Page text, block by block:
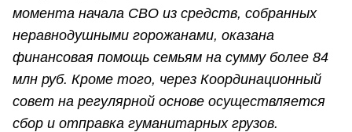
момента начала СВО из средств, собранных
неравнодушными горожанами, оказана
финансовая помощь семьям на сумму более 84
млн руб. Кроме того, через Координационный
совет на регулярной основе осуществляется
сбор и отправка гуманитарных грузов.